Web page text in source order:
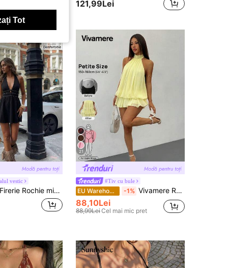
121,99Lei
vestic
Firerie Rochie mini neagră pentru femei, nouă, cu decolteu în V, talie strânsă cu bandă și nituri, accesoriu cu nituri, rochie scurtă sexy, rochie scurtă fără mâneci, rochie scurtă cu bretele halter și talie strânsă, elegantă, pentru navetă, întâlnire, petrecere, festival de muzică, boho, vacanță, concert, sezonul nunților, ținută de absolvire
21
#Tiv cu bule
EU Warehouse -1% Vivamere Rochie mini elegantă pentru femei, galben pal, cu bretele halter și legătură, rochie scurtă babydoll fluidă, stil tropical de vară, potrivită pentru petreceri, întâlniri, cocktail, Ziua Îndrăgostiților, pentru femei mici
88,10Lei
88,99LeiCel mai mic pret
Tot